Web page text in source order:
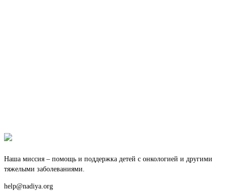
Наша миссия – помощь и поддержка детей с онкологией и другими
тяжелыми заболеваниями.
help@nadiya.org